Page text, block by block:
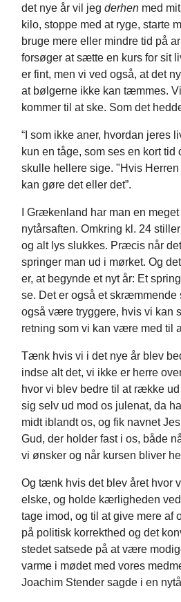
det nye år vil jeg derhen med
kilo, stoppe med at ryge, starte
bruge mere eller mindre tid på
forsøger at sætte en kurs for sit
er fint, men vi ved også, at det
at bølgerne ikke kan tæmmes.
kommer til at ske. Som det
“I som ikke aner, hvordan jeres
kun en tåge, som ses en kort tid
skulle hellere sige. "Hvis
kan gøre det eller det”.
I Grækenland har man en
nytårsaften. Omkring kl. 24
og alt lys slukkes. Præcis når
springer man ud i mørket. Og
er, at begynde et nyt år: Et
se. Det er også et skræmmende
også være tryggere, hvis vi kan
retning som vi kan være med til
Tænk hvis vi i det nye år blev
indse alt det, vi ikke er herre
hvor vi blev bedre til at række
sig selv ud mod os julenat, da
midt iblandt os, og fik navnet
Gud, der holder fast i os, både
vi ønsker og når kursen bliver
Og tænk hvis det blev året hvor
elske, og holde kærligheden
tage imod, og til at give mere af
på politisk korrekthed og det
stedet satsede på at være
varme i mødet med vores
Joachim Stender sagde i en